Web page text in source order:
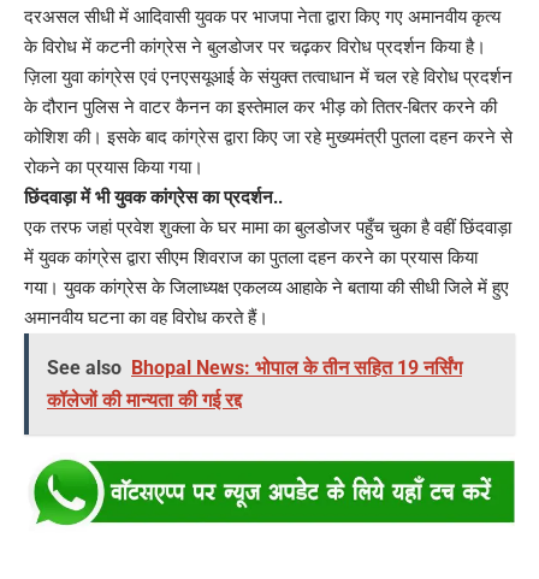
दरअसल सीधी में आदिवासी युवक पर भाजपा नेता द्वारा किए गए अमानवीय कृत्य
के विरोध में कटनी कांग्रेस ने बुलडोजर पर चढ़कर विरोध प्रदर्शन किया है।
ज़िला युवा कांग्रेस एवं एनएसयूआई के संयुक्त तत्वाधान में चल रहे विरोध प्रदर्शन
के दौरान पुलिस ने वाटर कैनन का इस्तेमाल कर भीड़ को तितर-बितर करने की
कोशिश की। इसके बाद कांग्रेस द्वारा किए जा रहे मुख्यमंत्री पुतला दहन करने से
रोकने का प्रयास किया गया।
छिंदवाड़ा में भी युवक कांग्रेस का प्रदर्शन..
एक तरफ जहां प्रवेश शुक्ला के घर मामा का बुलडोजर पहुँच चुका है वहीं छिंदवाड़ा
में युवक कांग्रेस द्वारा सीएम शिवराज का पुतला दहन करने का प्रयास किया
गया। युवक कांग्रेस के जिलाध्यक्ष एकलव्य आहाके ने बताया की सीधी जिले में हुए
अमानवीय घटना का वह विरोध करते हैं।
See also Bhopal News: भोपाल के तीन सहित 19 नर्सिंग
कॉलेजों की मान्यता की गई रद्द